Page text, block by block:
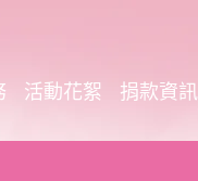
活動花絮 捐款資訊